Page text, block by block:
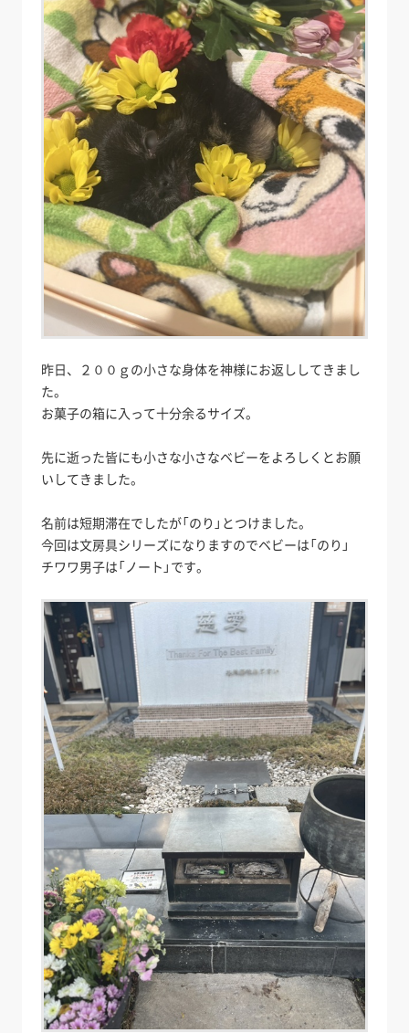
昨日、２００ｇの小さな身体を神様にお返ししてきまし
た。
お菓子の箱に入って十分余るサイズ。
先に逝った皆にも小さな小さなベビーをよろしくとお願
いしてきました。
名前は短期滞在でしたが「のり」とつけました。
今回は文房具シリーズになりますのでベビーは「のり」
チワワ男子は「ノート」です。